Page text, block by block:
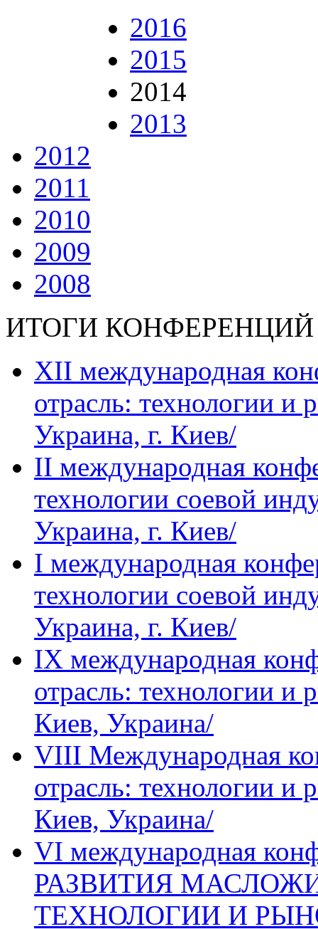
2016
2015
2014
2013
2012
2011
2010
2009
2008
ИТОГИ КОНФЕРЕНЦИЙ
ХII международная
отрасль: технологии и
Украина, г. Киев/
IІ международная
технологии соевой
Украина, г. Киев/
I международная
технологии соевой
Украина, г. Киев/
IХ международная
отрасль: технологии и
Киев, Украина/
VIII Международная
отрасль: технологии и
Киев, Украина/
VI международная
РАЗВИТИЯ
ТЕХНОЛОГИИ И